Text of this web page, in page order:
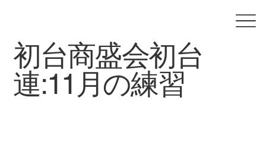
初台商盛会初台
連:11月の練習